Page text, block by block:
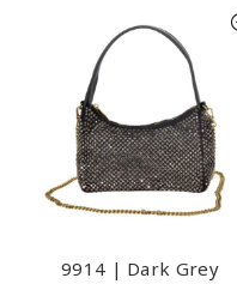
9914 | Dark Grey